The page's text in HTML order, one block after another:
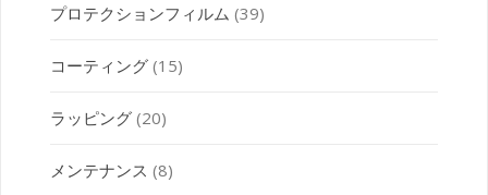
プロテクションフィルム (39)
コーティング(15)
ラッピング(20)
メンテナンス (8)